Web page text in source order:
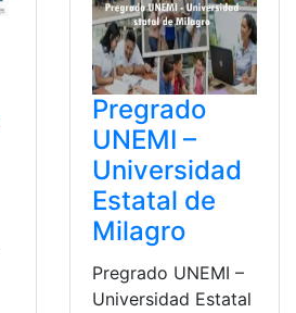
Pregrado
UNEMI –
Universidad
Estatal de
Milagro
Pregrado UNEMI –
Universidad Estatal